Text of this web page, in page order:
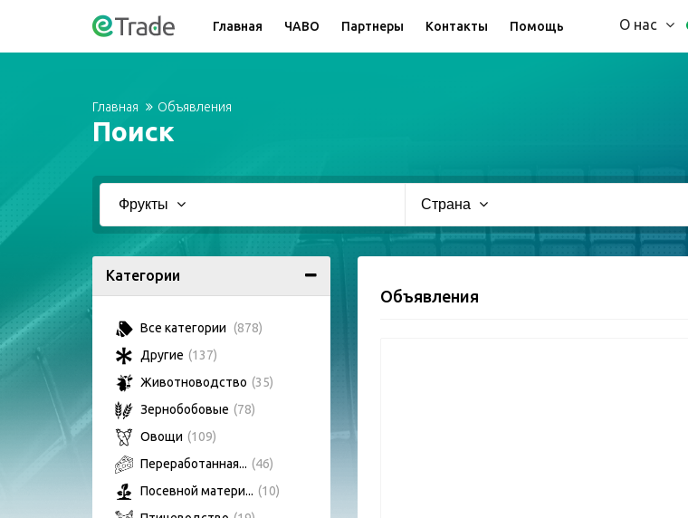
Главная ЧАВО Партнеры Контакты Помощь О нас
Главная Объявления
Поиск
Фрукты Страна
Категории
Все категории (878)
Другие (137)
Животноводство (35)
Зернобобовые (78)
Овощи (109)
Переработанная... (46)
Посевной матери... (10)
Объявления